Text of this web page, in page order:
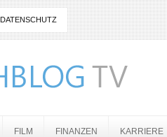
DATENSCHUTZ
FILM FINANZEN KARRIERE